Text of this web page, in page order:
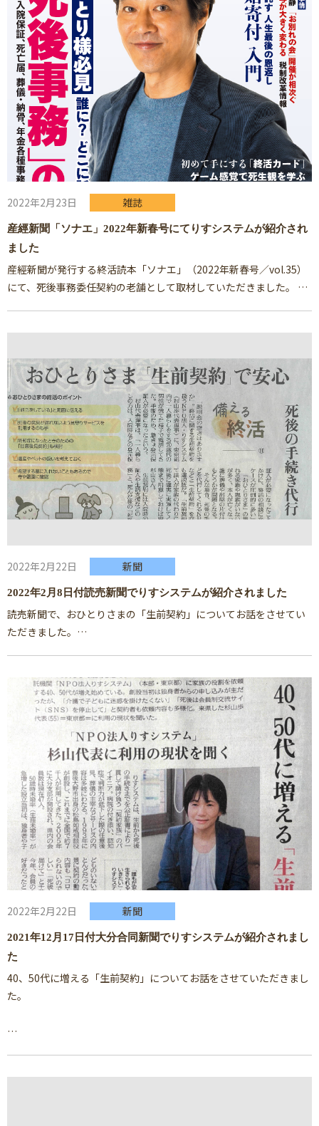
2022年2月23日 雑誌
産經新聞「ソナエ」2022年新春号にてりすシステムが紹介され
ました
産經新聞が発行する終活読本「ソナエ」（2022年新春号／vol.35）
にて、死後事務委任契約の老舗として取材していただきました。 …
2022年2月22日 新聞
2022年2月8日付読売新聞でりすシステムが紹介されました
読売新聞で、おひとりさまの「生前契約」についてお話をさせてい
ただきました。…
2022年2月22日 新聞
2021年12月17日付大分合同新聞でりすシステムが紹介されまし
た
40、50代に増える「生前契約」についてお話をさせていただきまし
た。
…